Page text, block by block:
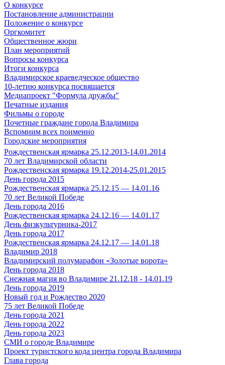
О конкурсе
Постановление администрации
Положение о конкурсе
Оргкомитет
Общественное жюри
План мероприятий
Вопросы конкурса
Итоги конкурса
Владимирское краеведческое общество
10-летию конкурса посвящается
Медиапроект "Формула дружбы"
Печатные издания
Фильмы о городе
Почетные граждане города Владимира
Вспомним всех поименно
Городские мероприятия
Рождественская ярмарка 25.12.2013-14.01.2014
70 лет Владимирской области
Рождественская ярмарка 19.12.2014-25.01.2015
День города 2015
Рождественская ярмарка 25.12.15 — 14.01.16
70 лет Великой Победе
День города 2016
Рождественская ярмарка 24.12.16 — 14.01.17
День физкультурника-2017
День города 2017
Рождественская ярмарка 24.12.17 — 14.01.18
Владимир 2018
Владимирский полумарафон «Золотые ворота»
День города 2018
Снежная магия во Владимире 21.12.18 - 14.01.19
День города 2019
Новый год и Рождество 2020
75 лет Великой Победе
День города 2021
День города 2022
День города 2023
СМИ о городе Владимире
Проект туристского кода центра города Владимира
Глава города